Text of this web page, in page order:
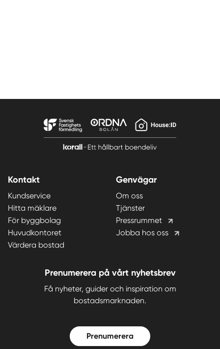
Kontakt
Kundservice
Hitta mäklare
För byggbolag
Huvudkontoret
Värdera bostad
Genvägar
Om oss
Tjänster
Pressrummet
Jobba hos oss
Prenumerera på vårt nyhetsbrev
Få nyheter, guider och inspiration om
bostadsmarknaden.
Prenumerera